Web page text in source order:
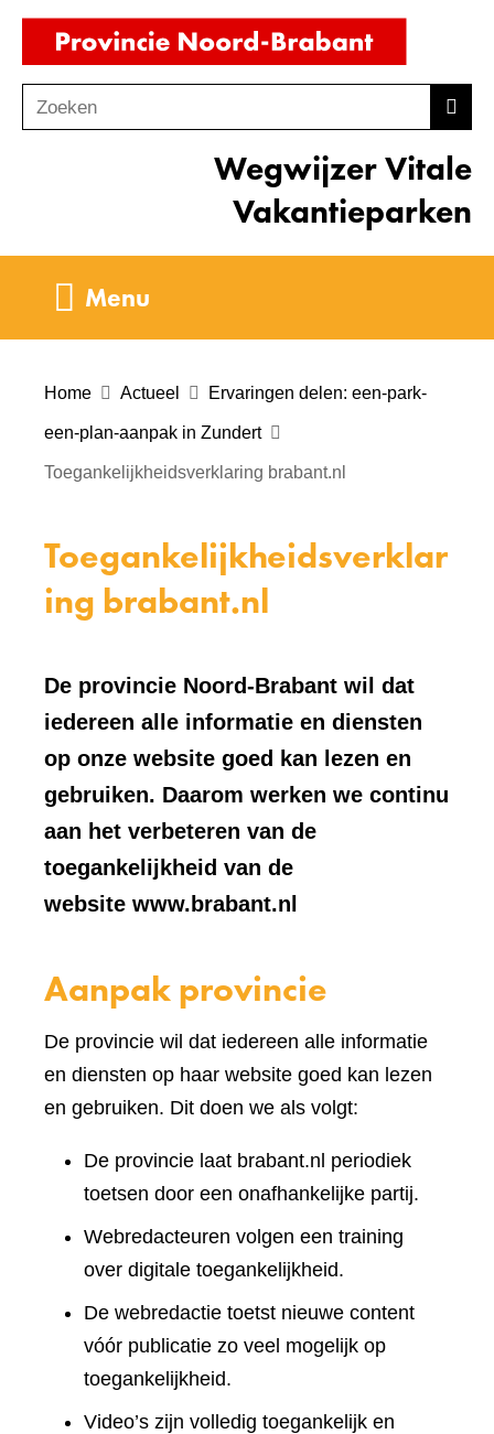
Ga
de
inhoud
o
n
Zoeken
Wegwijzer Vitale
Vakantieparken
Menu
Home Actueel Ervaringen delen: een-park-
een-plan-aanpak in Zundert
Toegankelijkheidsverklaring brabant.nl
Toegankelijkheidsverklar
ing brabant.nl
De provincie Noord-Brabant wil dat
iedereen alle informatie en diensten
op onze website goed kan lezen en
gebruiken. Daarom werken we continu
aan het verbeteren van de
toegankelijkheid van de
website www.brabant.nl
Aanpak provincie
De provincie wil dat iedereen alle informatie
en diensten op haar website goed kan lezen
en gebruiken. Dit doen we als volgt:
De provincie laat brabant.nl periodiek
toetsen door een onafhankelijke partij.
Webredacteuren volgen een training
over digitale toegankelijkheid.
De webredactie toetst nieuwe content
vóór publicatie zo veel mogelijk op
toegankelijkheid.
Video’s zijn volledig toegankelijk en